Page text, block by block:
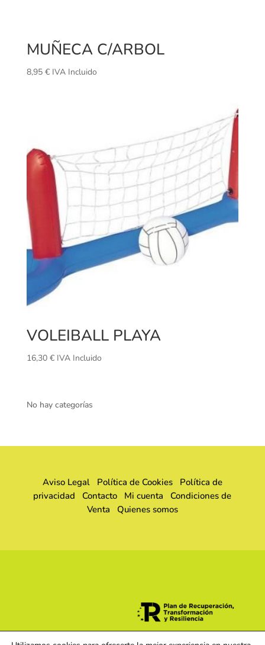
MUÑECA C/ARBOL
8,95 € IVA Incluido
VOLEIBALL PLAYA
16,30 € IVA Incluido
No hay categorías
Aviso Legal Política de Cookies
Política de
privacidad
Contacto Mi cuenta
Condiciones de
Venta Quienes somos